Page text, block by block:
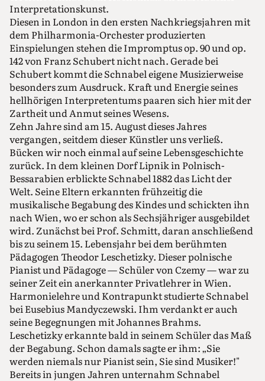
Interpretationskunst.
Diesen in London in den ersten Nachkriegsjahren mit
dem Philharmonia-Orchester produzierten
Einspielungen stehen die Impromptus op. 90 und op.
142 von Franz Schubert nicht nach. Gerade bei
Schubert kommt die Schnabel eigene Musizierweise
besonders zum Ausdruck. Kraft und Energie seines
hellhörigen Interpretentums paaren sich hier mit der
Zartheit und Anmut seines Wesens.
Zehn Jahre sind am 15. August dieses Jahres
vergangen, seitdem dieser Künstler uns verließ.
Bücken wir noch einmal auf seine Lebensgeschichte
zurück. In dem kleinen Dorf Lipnik in Polnisch-
Bessarabien erblickte Schnabel 1882 das Licht der
Welt. Seine Eltern erkannten frühzeitig die
musikalische Begabung des Kindes und schickten ihn
nach Wien, wo er schon als Sechsjähriger ausgebildet
wird. Zunächst bei Prof. Schmitt, daran anschließend
bis zu seinem 15. Lebensjahr bei dem berühmten
Pädagogen Theodor Leschetizky. Dieser polnische
Pianist und Pädagoge — Schüler von Czemy — war zu
seiner Zeit ein anerkannter Privatlehrer in Wien.
Harmonielehre und Kontrapunkt studierte Schnabel
bei Eusebius Mandyczewski. Ihm verdankt er auch
seine Begegnungen mit Johannes Brahms.
Leschetizky erkannte bald in seinem Schüler das Maß
der Begabung. Schon damals sagte er ihm: „Sie
werden niemals nur Pianist sein, Sie sind Musiker!"
Bereits in jungen Jahren unternahm Schnabel